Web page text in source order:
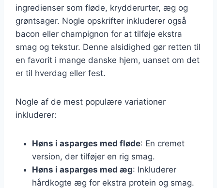
ingredienser som fløde, krydderurter, æg og
grøntsager. Nogle opskrifter inkluderer også
bacon eller champignon for at tilføje ekstra
smag og tekstur. Denne alsidighed gør retten til
en favorit i mange danske hjem, uanset om det
er til hverdag eller fest.
Nogle af de mest populære variationer
inkluderer:
Høns i asparges med fløde: En cremet
version, der tilføjer en rig smag.
Høns i asparges med æg: Inkluderer
hårdkogte æg for ekstra protein og smag.